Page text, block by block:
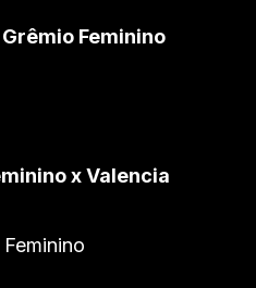
Feminino
x Valencia